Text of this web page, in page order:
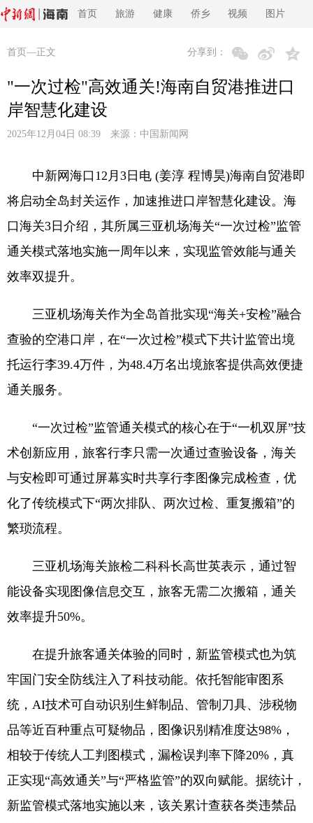
首页 旅游 健康 侨乡 视频 图片
首页 —正文 分享到：
"一次过检"高效通关!海南自贸港推进口
岸智慧化建设
2025年12月04日 08:39 来源： 中国新闻网
中新网海口12月3日电 (姜淳 程博昊)海南自贸港即
将启动全岛封关运作，加速推进口岸智慧化建设。海
口海关3日介绍，其所属三亚机场海关“一次过检”监管
通关模式落地实施一周年以来，实现监管效能与通关
效率双提升。
三亚机场海关作为全岛首批实现“海关+安检”融合
查验的空港口岸，在“一次过检”模式下共计监管出境
托运行李39.4万件，为48.4万名出境旅客提供高效便捷
通关服务。
“一次过检”监管通关模式的核心在于“一机双屏”技
术创新应用，旅客行李只需一次通过查验设备，海关
与安检即可通过屏幕实时共享行李图像完成检查，优
化了传统模式下“两次排队、两次过检、重复搬箱”的
繁琐流程。
三亚机场海关旅检二科科长高世英表示，通过智
能设备实现图像信息交互，旅客无需二次搬箱，通关
效率提升50%。
在提升旅客通关体验的同时，新监管模式也为筑
牢国门安全防线注入了科技动能。依托智能审图系
统，AI技术可自动识别生鲜制品、管制刀具、涉税物
品等近百种重点可疑物品，图像识别精准度达98%，
相较于传统人工判图模式，漏检误判率下降20%，真
正实现“高效通关”与“严格监管”的双向赋能。据统计，
新监管模式落地实施以来，该关累计查获各类违禁品